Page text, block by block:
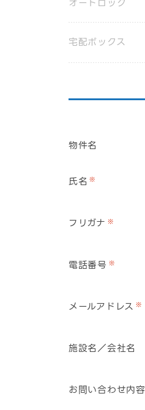
宅配ボックス
物件名
氏名 ※
フリガナ ※
電話番号 ※
メールアドレス ※
施設名／会社名
お問い合わせ内容